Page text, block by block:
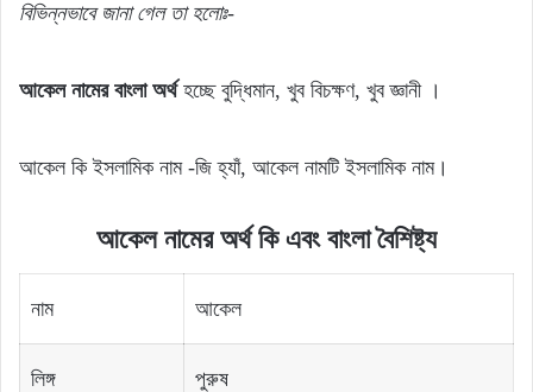
বিভিন্নভাবে জানা গেলতা হলোঃ-
আকেল নামের বাংলা অর্থহচ্ছে বুদ্ধিমান, খুব বিচক্ষণ, খুব জ্ঞানী ।
আকেল কি ইসলামিক নাম -জি হ্যাঁ, আকেল নামটি ইসলামিক নাম।
আকেল নামের অর্থ কি এবং বাংলা বৈশিষ্ট্য
নাম আকেল
লিঙ্গ পুরুষ